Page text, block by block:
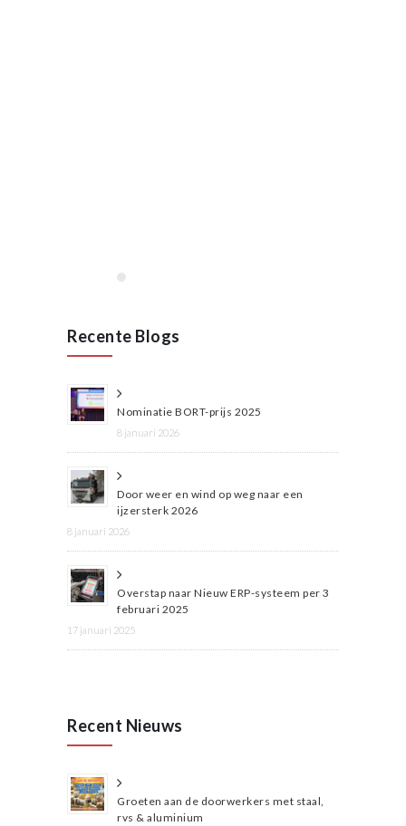
Recente Blogs
Nominatie BORT-prijs 2025
8 januari 2026
Door weer en wind op weg naar een
ijzersterk 2026
8 januari 2026
Overstap naar Nieuw ERP-systeem per 3
februari 2025
17 januari 2025
Recent Nieuws
Groeten aan de doorwerkers met staal,
rvs & aluminium